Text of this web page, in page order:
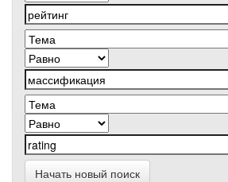
Начать новый поиск